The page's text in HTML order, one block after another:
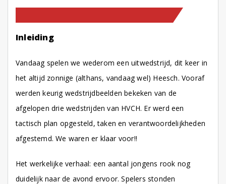
Inleiding
Vandaag spelen we wederom een uitwedstrijd, dit keer in
het altijd zonnige (althans, vandaag wel) Heesch. Vooraf
werden keurig wedstrijdbeelden bekeken van de
afgelopen drie wedstrijden van HVCH. Er werd een
tactisch plan opgesteld, taken en verantwoordelijkheden
afgestemd. We waren er klaar voor!!
Het werkelijke verhaal: een aantal jongens rook nog
duidelijk naar de avond ervoor. Spelers stonden